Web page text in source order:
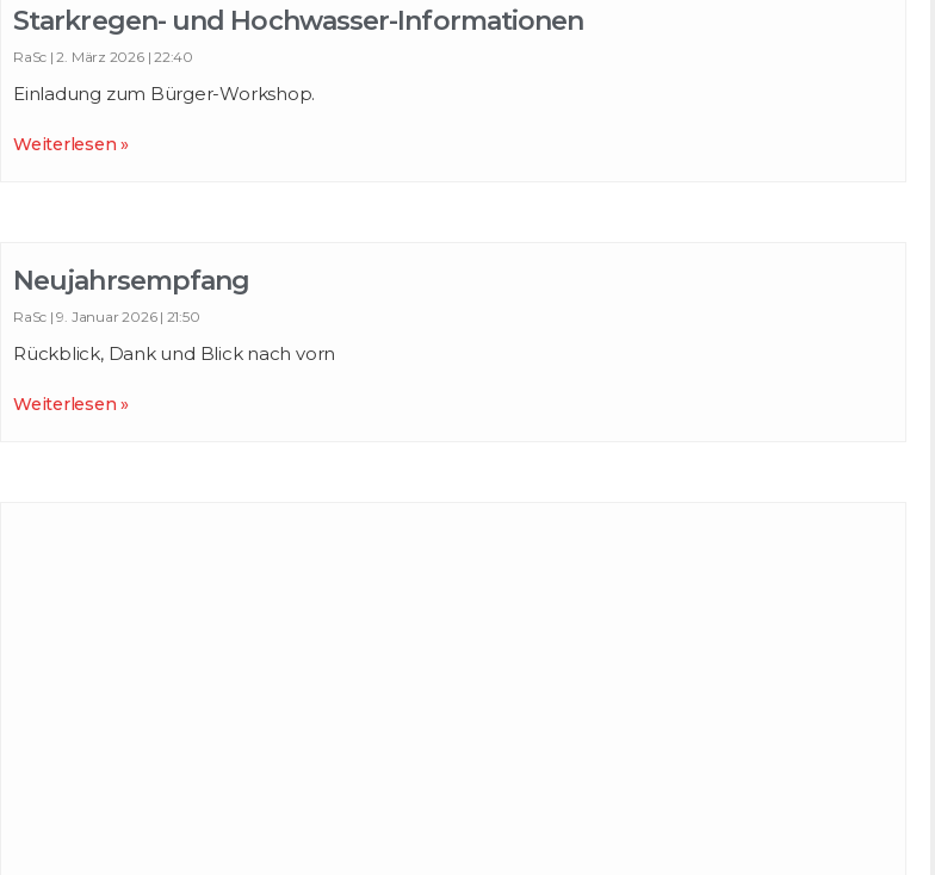
Starkregen- und Hochwasser-Informationen
RaSc 2. März 2026 22:40
Einladung zum Bürger-Workshop.
Weiterlesen »
Neujahrsempfang
RaSc 9. Januar 2026 21:50
Rückblick, Dank und Blick nach vorn
Weiterlesen »